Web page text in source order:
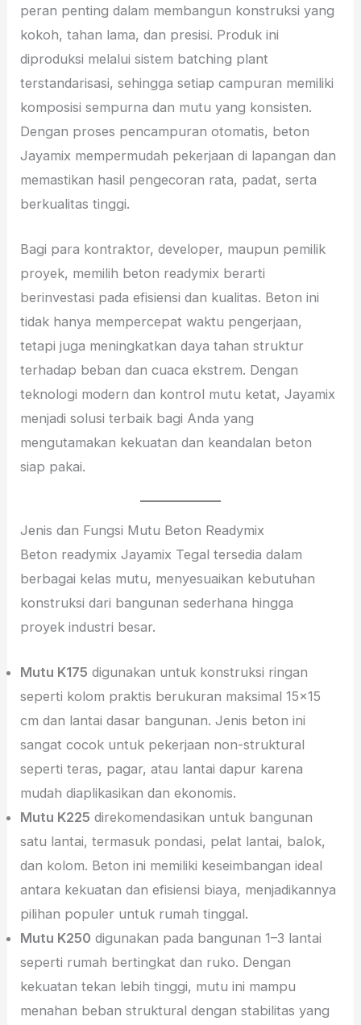
peran penting dalam membangun konstruksi yang
kokoh, tahan lama, dan presisi. Produk ini
diproduksi melalui sistem batching plant
terstandarisasi, sehingga setiap campuran memiliki
komposisi sempurna dan mutu yang konsisten.
Dengan proses pencampuran otomatis, beton
Jayamix mempermudah pekerjaan di lapangan dan
memastikan hasil pengecoran rata, padat, serta
berkualitas tinggi.
Bagi para kontraktor, developer, maupun pemilik
proyek, memilih beton readymix berarti
berinvestasi pada efisiensi dan kualitas. Beton ini
tidak hanya mempercepat waktu pengerjaan,
tetapi juga meningkatkan daya tahan struktur
terhadap beban dan cuaca ekstrem. Dengan
teknologi modern dan kontrol mutu ketat, Jayamix
menjadi solusi terbaik bagi Anda yang
mengutamakan kekuatan dan keandalan beton
siap pakai.
Jenis dan Fungsi Mutu Beton Readymix
Beton readymix Jayamix Tegal tersedia dalam
berbagai kelas mutu, menyesuaikan kebutuhan
konstruksi dari bangunan sederhana hingga
proyek industri besar.
Mutu K175 digunakan untuk konstruksi ringan
seperti kolom praktis berukuran maksimal 15×15
cm dan lantai dasar bangunan. Jenis beton ini
sangat cocok untuk pekerjaan non-struktural
seperti teras, pagar, atau lantai dapur karena
mudah diaplikasikan dan ekonomis.
Mutu K225 direkomendasikan untuk bangunan
satu lantai, termasuk pondasi, pelat lantai, balok,
dan kolom. Beton ini memiliki keseimbangan ideal
antara kekuatan dan efisiensi biaya, menjadikannya
pilihan populer untuk rumah tinggal.
Mutu K250 digunakan pada bangunan 1–3 lantai
seperti rumah bertingkat dan ruko. Dengan
kekuatan tekan lebih tinggi, mutu ini mampu
menahan beban struktural dengan stabilitas yang